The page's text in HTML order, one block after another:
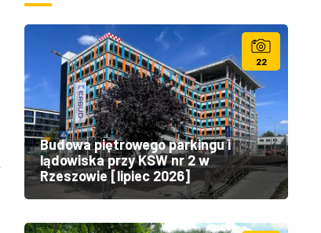
22
Budowa piętrowego parkingu i
lądowiska przy KSW nr 2 w
Rzeszowie [lipiec 2026]